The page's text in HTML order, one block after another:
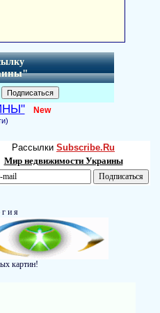
New
Рассылки Subscribe.Ru
Мир недвижимости Украины
и я
картин!